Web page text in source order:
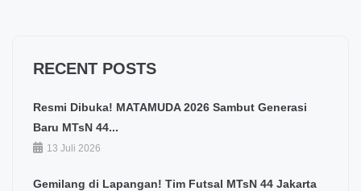
RECENT POSTS
Resmi Dibuka! MATAMUDA 2026 Sambut Generasi
Baru MTsN 44...
13 Juli 2026
Gemilang di Lapangan! Tim Futsal MTsN 44 Jakarta